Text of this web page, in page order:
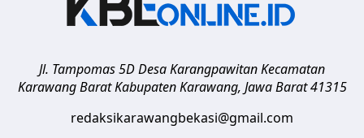
Jl. Tampomas 5D Desa Karangpawitan Kecamatan
Karawang Barat Kabupaten Karawang, Jawa Barat 41315
redaksikarawangbekasi@gmail.com